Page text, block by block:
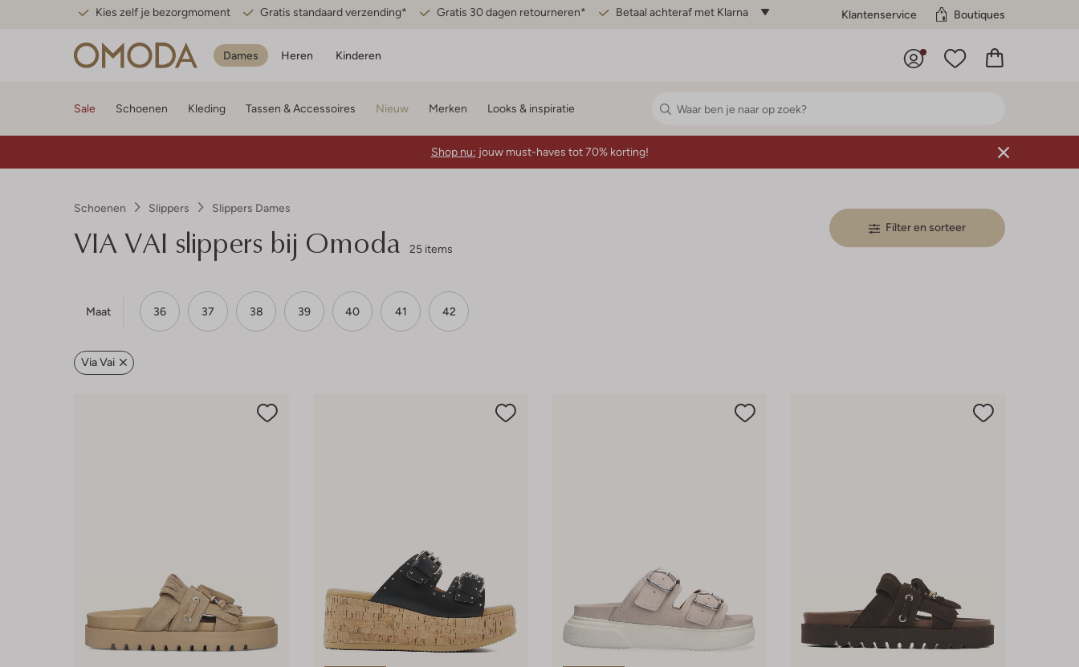
Kies zelf je bezorgmoment Gratis standaard verzending* Gratis 30 dagen retourneren* Betaal achteraf met Klarna Klantenservice Boutiques
Dames Heren Kinderen
Sale Schoenen Kleding Tassen & Accessoires Nieuw Merken Looks & inspiratie
Shop nu: jouw must-haves tot 70% korting!
Schoenen Slippers Slippers Dames
VIA VAI slippers bij Omoda 25 items
Filter en sorteer
Maat 36 37 38 39 40 41 42
Via Vai